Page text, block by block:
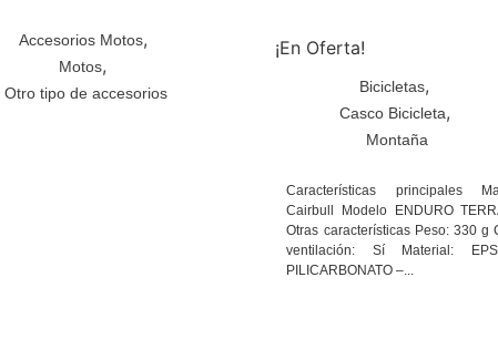
Accesorios Motos,
Motos,
Otro tipo de accesorios
¡En Oferta!
Bicicletas,
Casco Bicicleta,
Montaña
Características principales
Cairbull Modelo ENDURO
Otras características Peso: 330 g
ventilación: Sí Material:
PILICARBONATO –...